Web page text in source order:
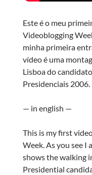
Este é o meu
Videoblogging
minha primeira
vídeo é uma
Lisboa do
Presidenciais 2006.
— in english —
This is my first
Week. As you see
shows the walking
Presidential